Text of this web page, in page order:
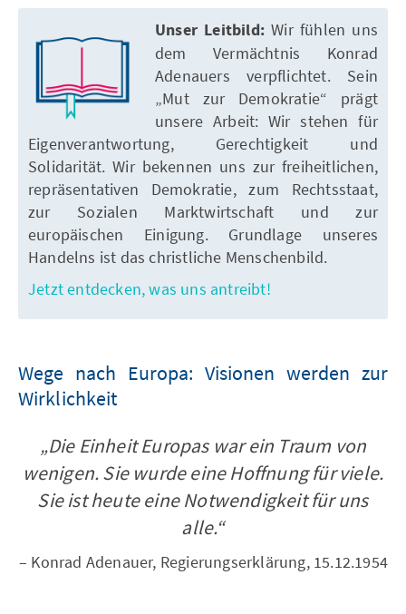
Unser Leitbild: Wir fühlen uns
dem Vermächtnis Konrad
Adenauers verpflichtet. Sein
„Mut zur Demokratie“ prägt
unsere Arbeit: Wir stehen für
Eigenverantwortung, Gerechtigkeit und
Solidarität. Wir bekennen uns zur freiheitlichen,
repräsentativen Demokratie, zum Rechtsstaat,
zur Sozialen Marktwirtschaft und zur
europäischen Einigung. Grundlage unseres
Handelns ist das christliche Menschenbild.
Jetzt entdecken, was uns antreibt!
Wege nach Europa: Visionen werden zur
Wirklichkeit
„Die Einheit Europas war ein Traum von
wenigen. Sie wurde eine Hoffnung für viele.
Sie ist heute eine Notwendigkeit für uns
alle.“
– Konrad Adenauer, Regierungserklärung, 15.12.1954